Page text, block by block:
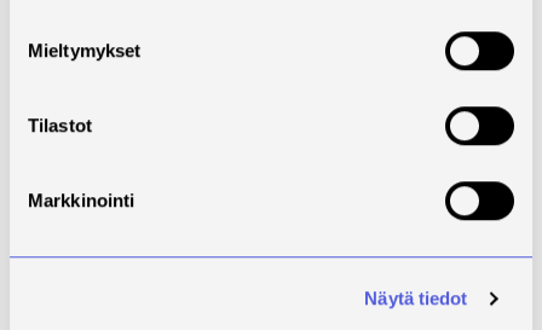
Mieltymykset
Tilastot
Markkinointi
Näytä tiedot